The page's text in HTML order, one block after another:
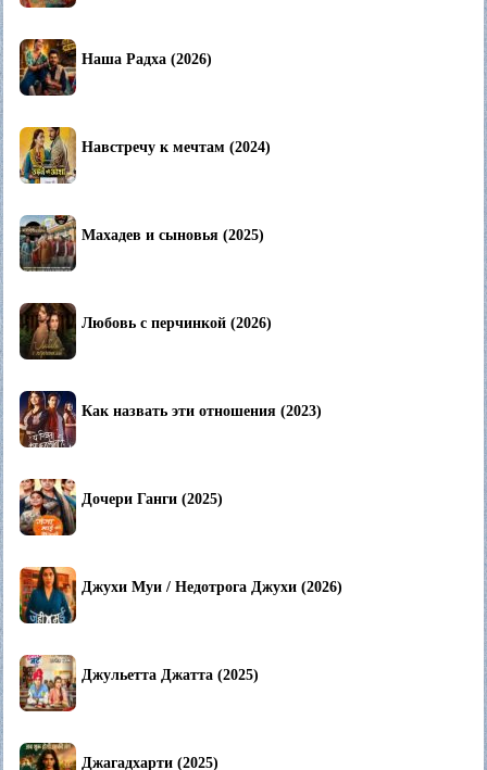
Наша Радха (2026)
Навстречу к мечтам (2024)
Махадев и сыновья (2025)
Любовь с перчинкой (2026)
Как назвать эти отношения (2023)
Дочери Ганги (2025)
Джухи Муи / Недотрога Джухи (2026)
Джульетта Джатта (2025)
Джагадхарти (2025)